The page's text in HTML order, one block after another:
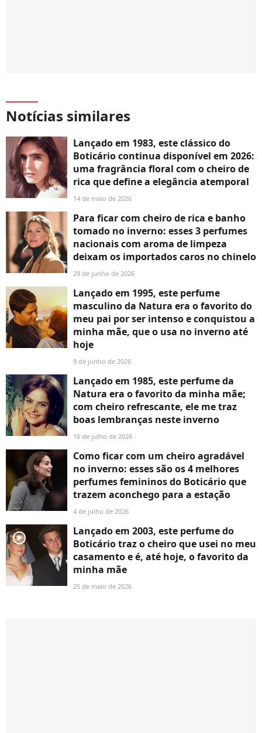
Notícias similares
Lançado em 1983, este clássico do
Boticário continua disponível em 2026:
uma fragrância floral com o cheiro de
rica que define a elegância atemporal
14 de maio de 2026
Para ficar com cheiro de rica e banho
tomado no inverno: esses 3 perfumes
nacionais com aroma de limpeza
deixam os importados caros no chinelo
29 de junho de 2026
Lançado em 1995, este perfume
masculino da Natura era o favorito do
meu pai por ser intenso e conquistou a
minha mãe, que o usa no inverno até
hoje
9 de junho de 2026
Lançado em 1985, este perfume da
Natura era o favorito da minha mãe;
com cheiro refrescante, ele me traz
boas lembranças neste inverno
16 de julho de 2026
Como ficar com um cheiro agradável
no inverno: esses são os 4 melhores
perfumes femininos do Boticário que
trazem aconchego para a estação
4 de julho de 2026
player2
Lançado em 2003, este perfume do
Boticário traz o cheiro que usei no meu
casamento e é, até hoje, o favorito da
minha mãe
25 de maio de 2026